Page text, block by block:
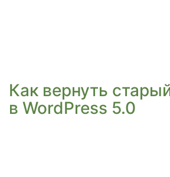
Как вернуть
в WordPress 5.0